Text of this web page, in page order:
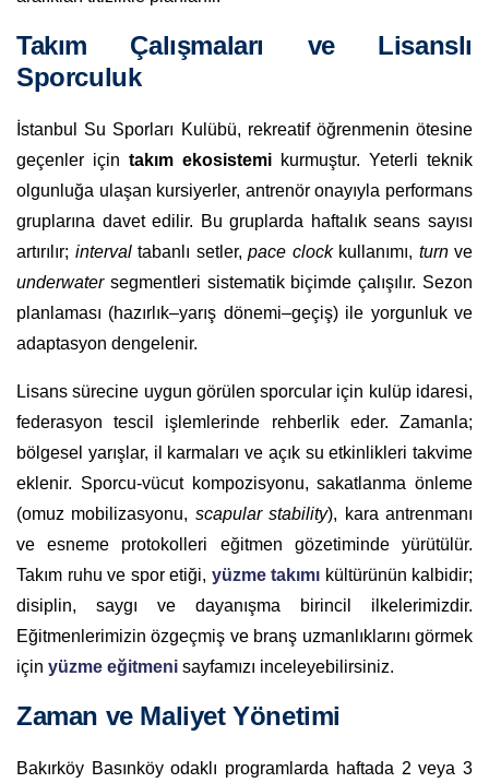
Takım Çalışmaları ve Lisanslı
Sporculuk
İstanbul Su Sporları Kulübü, rekreatif öğrenmenin ötesine
geçenler için takım ekosistemi kurmuştur. Yeterli teknik
olgunluğa ulaşan kursiyerler, antrenör onayıyla performans
gruplarına davet edilir. Bu gruplarda haftalık seans sayısı
artırılır; intervaltabanlı setler, pace clockkullanımı, turnve
underwatersegmentleri sistematik biçimde çalışılır. Sezon
planlaması (hazırlık–yarış dönemi–geçiş) ile yorgunluk ve
adaptasyon dengelenir.
Lisans sürecine uygun görülen sporcular için kulüp idaresi,
federasyon tescil işlemlerinde rehberlik eder. Zamanla;
bölgesel yarışlar, il karmaları ve açık su etkinlikleri takvime
eklenir. Sporcu-vücut kompozisyonu, sakatlanma önleme
(omuz mobilizasyonu, scapular stability), kara antrenmanı
ve esneme protokolleri eğitmen gözetiminde yürütülür.
Takım ruhu ve spor etiği, yüzme takımı kültürünün kalbidir;
disiplin, saygı ve dayanışma birincil ilkelerimizdir.
Eğitmenlerimizin özgeçmiş ve branş uzmanlıklarını görmek
için yüzme eğitmeni sayfamızı inceleyebilirsiniz.
Zaman ve Maliyet Yönetimi
Bakırköy Basınköy odaklı programlarda haftada 2 veya 3